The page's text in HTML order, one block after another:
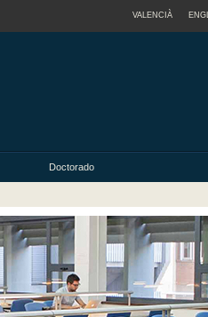
VALENCIÀ
Doctorado